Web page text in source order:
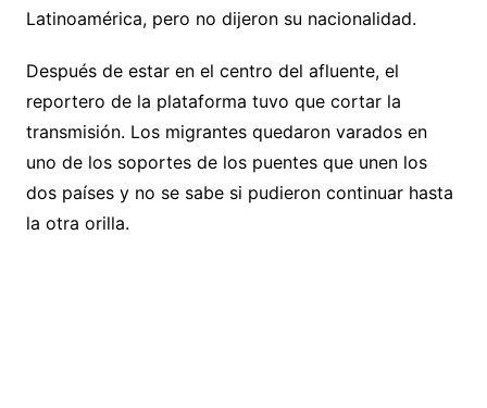
Latinoamérica, pero no dijeron su nacionalidad.
Después de estar en el centro del afluente, el
reportero de la plataforma tuvo que cortar la
transmisión. Los migrantes quedaron varados en
uno de los soportes de los puentes que unen los
dos países y no se sabe si pudieron continuar hasta
la otra orilla.